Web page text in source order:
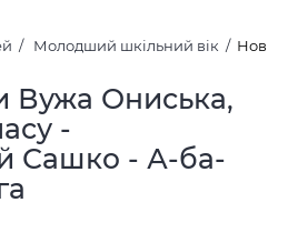
Молодший шкільний вік Новi
Вужа Ониська,
-
Сашко - А-ба-